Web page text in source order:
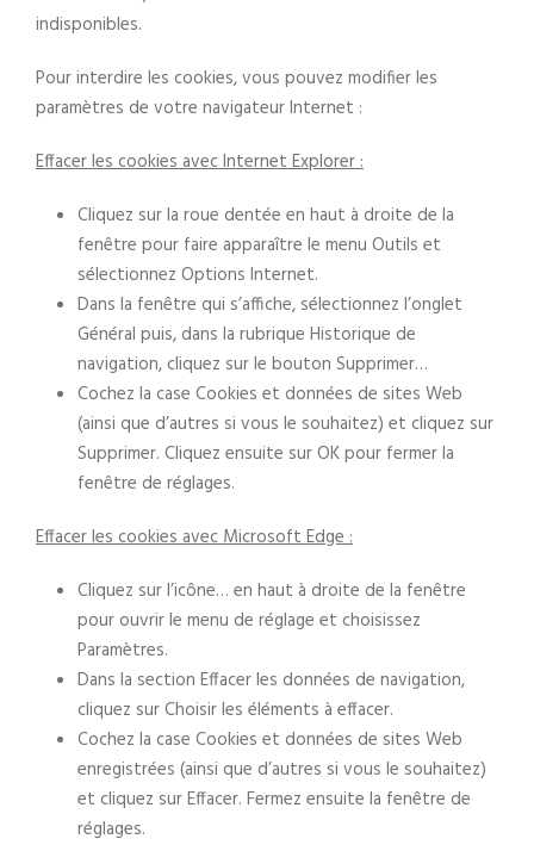
indisponibles.
Pour interdire les cookies, vous pouvez modifier les
paramètres de votre navigateur Internet :
Effacer les cookies avec Internet Explorer :
Cliquez sur la roue dentée en haut à droite de la
fenêtre pour faire apparaître le menu Outils et
sélectionnez Options Internet.
Dans la fenêtre qui s’affiche, sélectionnez l’onglet
Général puis, dans la rubrique Historique de
navigation, cliquez sur le bouton Supprimer…
Cochez la case Cookies et données de sites Web
(ainsi que d’autres si vous le souhaitez) et cliquez sur
Supprimer. Cliquez ensuite sur OK pour fermer la
fenêtre de réglages.
Effacer les cookies avec Microsoft Edge :
Cliquez sur l’icône… en haut à droite de la fenêtre
pour ouvrir le menu de réglage et choisissez
Paramètres.
Dans la section Effacer les données de navigation,
cliquez sur Choisir les éléments à effacer.
Cochez la case Cookies et données de sites Web
enregistrées (ainsi que d’autres si vous le souhaitez)
et cliquez sur Effacer. Fermez ensuite la fenêtre de
réglages.